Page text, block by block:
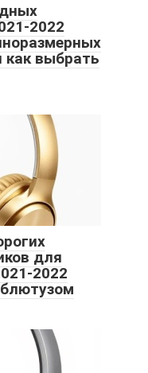
2022
как выбрать
для
2022